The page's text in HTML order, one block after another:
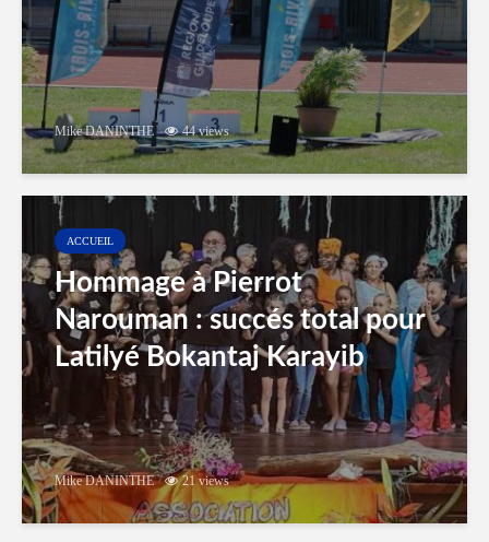
Mike DANINTHE 44 views
ACCUEIL
Hommage à Pierrot
Narouman : succés total pour
Latilyé Bokantaj Karayib
Mike DANINTHE 21 views